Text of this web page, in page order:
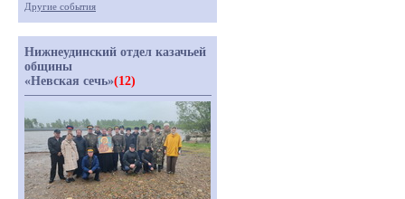
Другие события
Нижнеудинский отдел казачьей
общины
«Невская сечь»(12)